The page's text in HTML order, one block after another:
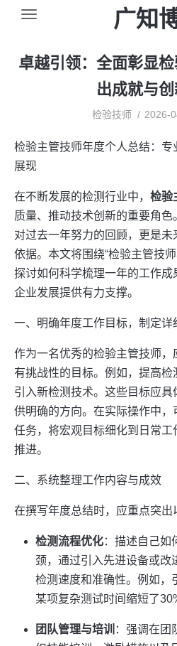
广知
卓越引领：全面彰显
出成就与
检验技师 2026-
检验主管技师年度个人总结：
展现
在不断发展的检测行业中， 检验
质量、推动技术创新的重要角
对过去一年努力的回顾，更是
依据。本文将围绕“检验主管技师
探讨如何科学梳理一年的工作
企业发展提供有力支撑。
一、明确年度工作目标，制定详
作为一名优秀的检验主管技师
有挑战性的目标。例如，提高
引入新检测技术。这些目标应
供明确的方向。在实际操作中
任务，将宏观目标细化到日常
推进。
二、系统整理工作内容与成效
在撰写年度总结时，应重点突出
检测流程优化：描述自己如
颈，通过引入先进设备或改
检测速度和准确性。例如，
某项复杂测试时间缩短了
团队管理与培训 ：强调在团